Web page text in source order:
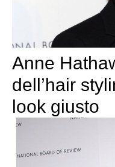
Anne
dell’hair
look giusto